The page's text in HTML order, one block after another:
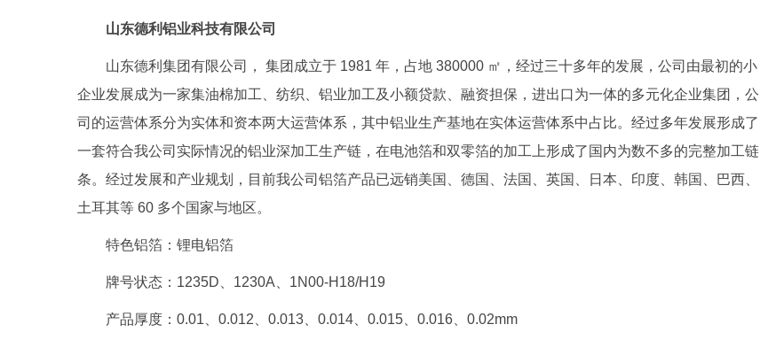
山东德利铝业科技有限公司
山东德利集团有限公司， 集团成立于 1981 年，占地 380000 ㎡，经过三十多年的发展，公司由最初的小
企业发展成为一家集油棉加工、纺织、铝业加工及小额贷款、融资担保，进出口为一体的多元化企业集团，公
司的运营体系分为实体和资本两大运营体系，其中铝业生产基地在实体运营体系中占比。经过多年发展形成了
一套符合我公司实际情况的铝业深加工生产链，在电池箔和双零箔的加工上形成了国内为数不多的完整加工链
条。经过发展和产业规划，目前我公司铝箔产品已远销美国、德国、法国、英国、日本、印度、韩国、巴西、
土耳其等 60 多个国家与地区。
特色铝箔：锂电铝箔
牌号状态：1235D、1230A、1N00-H18/H19
产品厚度：0.01、0.012、0.013、0.014、0.015、0.016、0.02mm